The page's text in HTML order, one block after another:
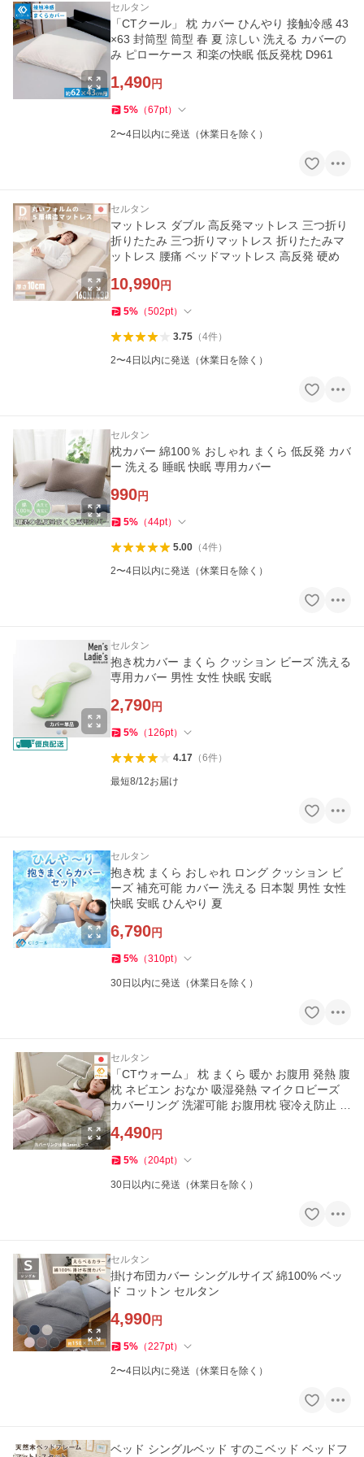
セルタン
「CTクール」 枕 カバー ひんやり 接触冷感 43
×63 封筒型 筒型 春 夏 涼しい 洗える カバーの
み ピローケース 和楽の快眠 低反発枕 D961
1,490円
5% （67pt）
2〜4日以内に発送（休業日を除く）
セルタン
マットレス ダブル 高反発マットレス 三つ折り
折りたたみ 三つ折りマットレス 折りたたみマ
ットレス 腰痛 ベッドマットレス 高反発 硬め
10,990円
5% （502pt）
3.75（4件）
2〜4日以内に発送（休業日を除く）
セルタン
枕カバー 綿100％ おしゃれ まくら 低反発 カバ
ー 洗える 睡眠 快眠 専用カバー
990円
5% （44pt）
5.00（4件）
2〜4日以内に発送（休業日を除く）
セルタン
抱き枕カバー まくら クッション ビーズ 洗える
専用カバー 男性 女性 快眠 安眠
2,790円
5% （ 126pt）
4.17（6件）
最短8/12お届け
セルタン
抱き枕 まくら おしゃれ ロング クッション ビ
ーズ 補充可能 カバー 洗える 日本製 男性 女性
快眠 安眠 ひんやり 夏
6,790円
5% （310pt）
30日以内に発送（休業日を除く）
セルタン
「CTウォーム」 枕 まくら 暖か お腹用 発熱 腹
枕 ネビエン おなか 吸湿発熱 マイクロビーズ
カバーリング 洗濯可能 お腹用枕 寝冷え防止 冬
4,490円
5% （204pt）
30日以内に発送（休業日を除く）
セルタン
掛け布団カバー シングルサイズ 綿100% ベッ
ド コットン セルタン
4,990円
5% （227pt）
2〜4日以内に発送（休業日を除く）
ベッド シングルベッド すのこベッド ベッドフ